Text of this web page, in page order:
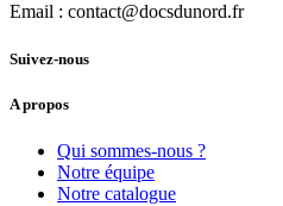
Email : contact@docsdunord.fr
Suivez-nous
A propos
Qui sommes-nous ?
Notre équipe
Notre catalogue